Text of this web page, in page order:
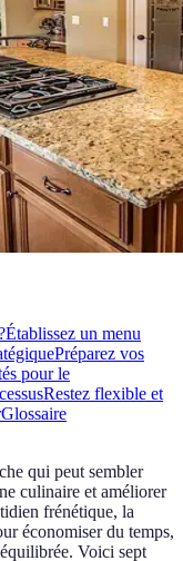
Établissez un menu
Préparez vos
pour le
Restez flexible et
Glossaire
qui peut sembler
culinaire et améliorer
frénétique, la
économiser du temps,
Voici sept